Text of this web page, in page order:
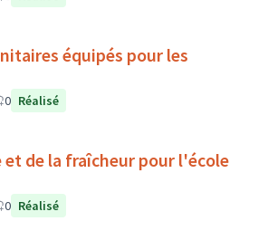
équipés pour les
0 Réalisé
et de la fraîcheur pour l'école
0 Réalisé